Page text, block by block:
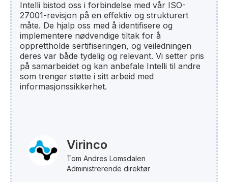
Intelli bistod oss i forbindelse med vår ISO-
27001-revisjon på en effektiv og strukturert
måte. De hjalp oss med å identifisere og
implementere nødvendige tiltak for å
opprettholde sertifiseringen, og veiledningen
deres var både tydelig og relevant. Vi setter pris
på samarbeidet og kan anbefale Intelli til andre
som trenger støtte i sitt arbeid med
informasjonssikkerhet.
Virinco
Tom Andres Lomsdalen
Administrerende direktør